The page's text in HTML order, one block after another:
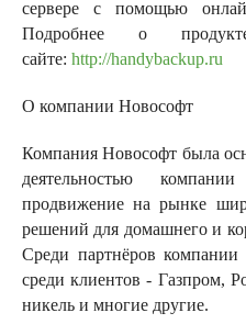
сервере с помощью
Подробнее о
сайте: http://handybackup.ru
О компании Новософт
Компания Новософт была
деятельностью
продвижение на рынке
решений для домашнего и
Среди партнёров
среди клиентов - Газпром,
никель и многие другие.